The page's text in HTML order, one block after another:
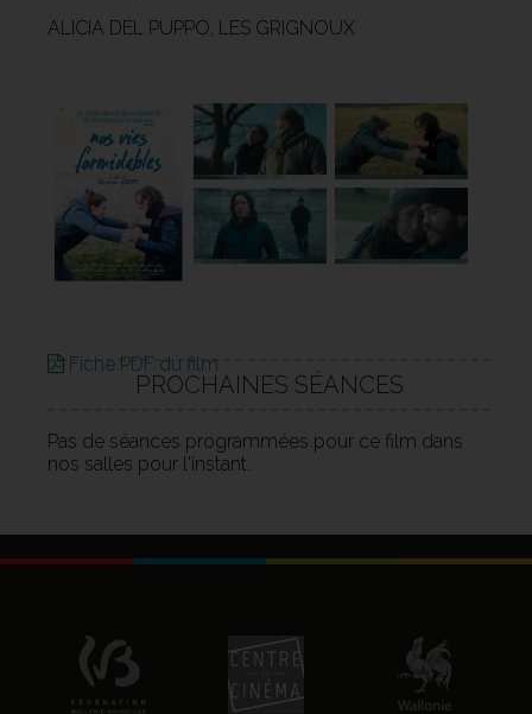
ALICIA DEL PUPPO, LES GRIGNOUX
Fiche PDF du film
PROCHAINES SÉANCES
Pas de séances programmées pour ce film dans
nos salles pour l'instant.